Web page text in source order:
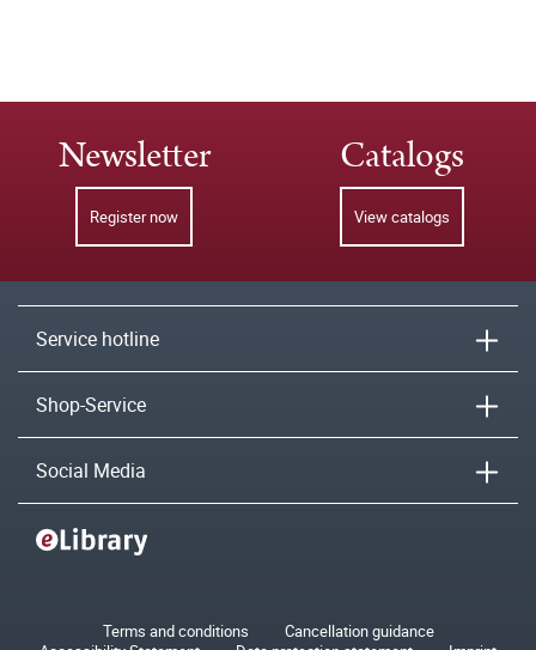
Newsletter
Register now
Catalogs
View catalogs
Service hotline
Shop-Service
Social Media
Terms and conditions
Cancellation guidance